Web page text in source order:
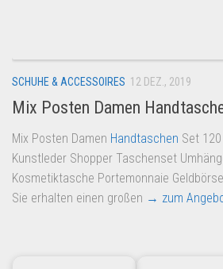
Amazon
Aldi
Lidl
Kostenlos verkaufen
Anmelden
SCHUHE & ACCESSOIRES 12 DEZ., 2019
Mix Posten Damen
Mix Posten Damen Handtaschen Set
Kunstleder Shopper Taschenset
Kosmetiktasche Portemonnaie
Sie erhalten einen großen → zum